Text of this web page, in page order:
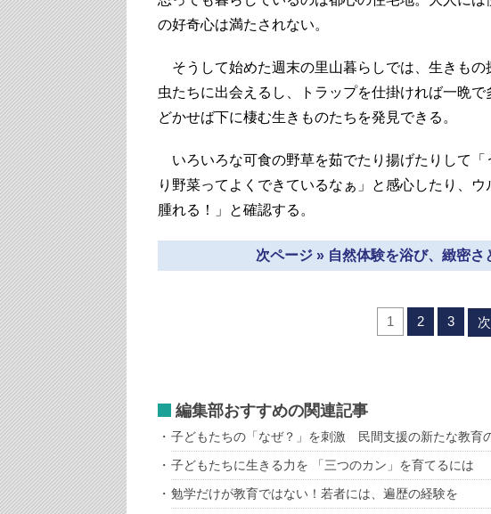
の好奇心は満たされない。
そうして始めた週末の里山暮らしでは、生きも
虫たちに出会えるし、トラップを仕掛ければ一晩
どかせば下に棲む生きものたちを発見できる。
いろいろな可食の野草を茹でたり揚げたりして
り野菜ってよくできているなぁ」と感心したり、ウ
腫れる！」と確認する。
次ページ » 自然体験を浴び、緻密さ
1 2 3
編集部おすすめの関連記事
子どもたちの「なぜ？」を刺激 民間支援の新たな教育
子どもたちに生きる力を 「三つのカン」を育てるには
勉学だけが教育ではない！若者には、遍歴の経験を